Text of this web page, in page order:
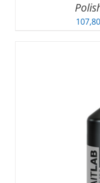
107,80